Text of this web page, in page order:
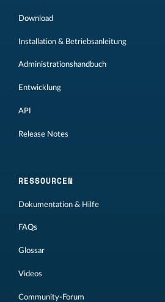
Download
Installation & Betriebsanleitung
Administrationshandbuch
Entwicklung
API
Release Notes
RESSOURCEN
Dokumentation & Hilfe
FAQs
Glossar
Videos
Community-Forum